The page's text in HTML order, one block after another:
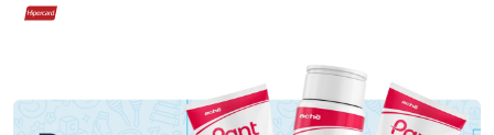
Hipercard
Promoção em Destaque